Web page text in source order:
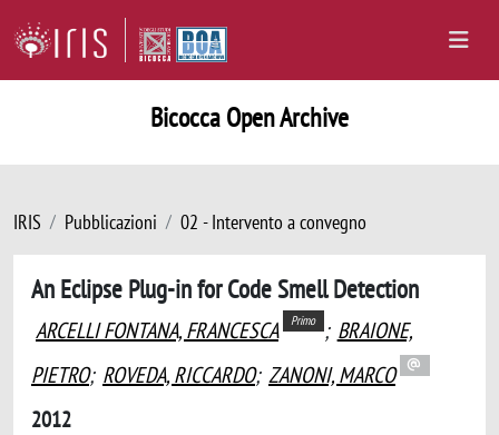
Bicocca Open Archive
IRIS Pubblicazioni 02 - Intervento a convegno
An Eclipse Plug-in for Code Smell Detection
ARCELLI FONTANA, FRANCESCA Primo ; BRAIONE,
PIETRO; ROVEDA, RICCARDO; ZANONI, MARCO
2012